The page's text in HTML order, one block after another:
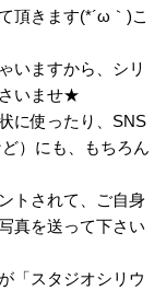
頂きます(*´ω｀)こ
いますから、シリ
いませ★
に使ったり、SNS
）にも、もちろん
トされて、ご自身
真を送って下さい
「スタジオシリウ